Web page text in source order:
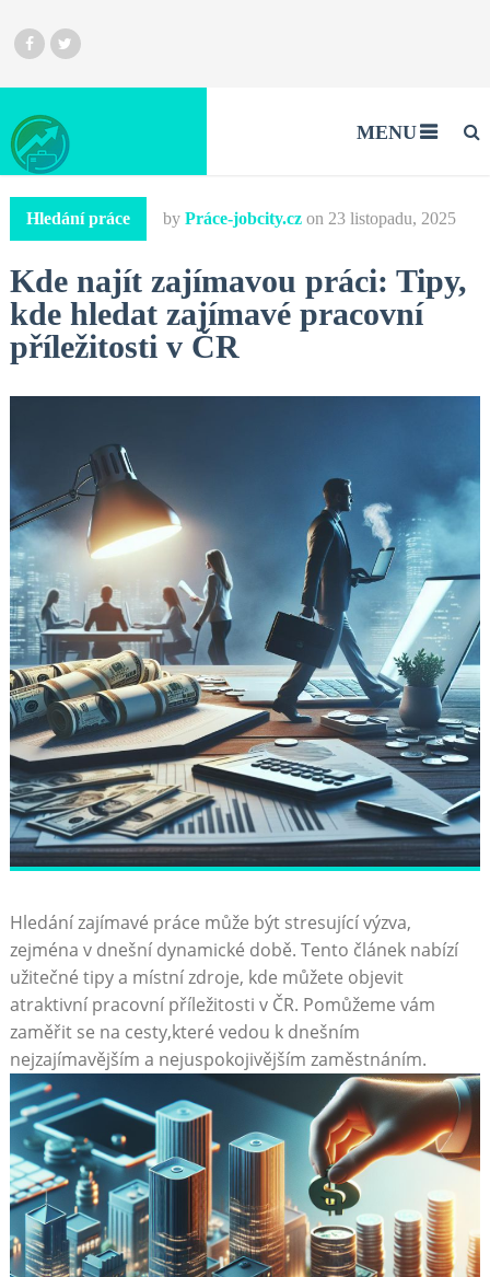
MENU
Hledání práce by Práce-jobcity.cz on 23 listopadu, 2025
Kde najít zajímavou práci: Tipy,
kde hledat zajímavé pracovní
příležitosti v ČR
Hledání zajímavé práce může být stresující výzva,
zejména v dnešní dynamické době. Tento ‍článek nabízí
užitečné tipy a místní zdroje, kde můžete objevit
atraktivní pracovní příležitosti v ČR.⁢ Pomůžeme vám
⁣zaměřit se na ⁤cesty,které vedou⁣ k dnešním⁣
nejzajímavějším ​a ⁤nejuspokojivějším zaměstnáním.